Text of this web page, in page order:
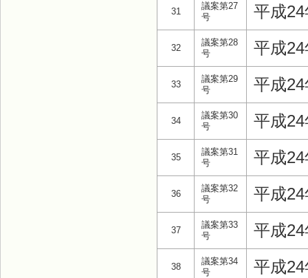
31
議案第27
号
平成
32
議案第28
号
平成
33
議案第29
号
平成
34
議案第30
号
平成
35
議案第31
号
平成
36
議案第32
号
平成
37
議案第33
号
平成
38
議案第34
号
平成